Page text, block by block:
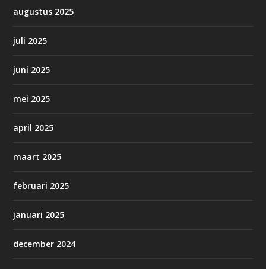
augustus 2025
juli 2025
juni 2025
mei 2025
april 2025
maart 2025
februari 2025
januari 2025
december 2024